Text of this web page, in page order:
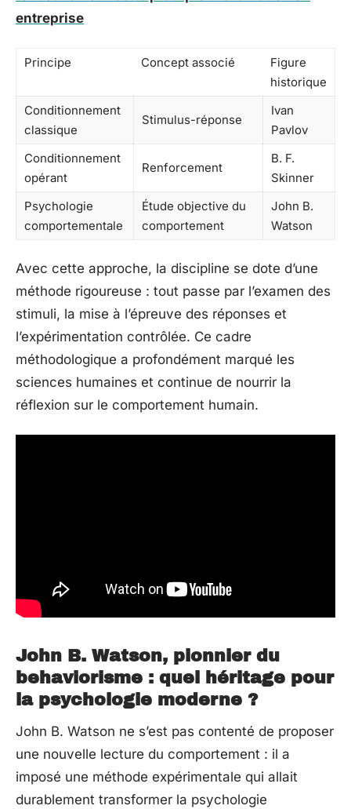
entreprise
Principe Concept associé
Figure
historique
Conditionnement
classique
Stimulus-réponse
Ivan
Pavlov
Conditionnement
opérant
Renforcement
B. F.
Skinner
Psychologie
comportementale
Étude objective du
comportement
John B.
Watson
Avec cette approche, la discipline se dote d’une
méthode rigoureuse : tout passe par l’examen des
stimuli, la mise à l’épreuve des réponses et
l’expérimentation contrôlée. Ce cadre
méthodologique a profondément marqué les
sciences humaines et continue de nourrir la
réflexion sur le comportement humain.
John B. Watson, pionnier du
behaviorisme : quel héritage pour
la psychologie moderne ?
John B. Watson ne s’est pas contenté de proposer
une nouvelle lecture du comportement : il a
imposé une méthode expérimentale qui allait
durablement transformer la psychologie